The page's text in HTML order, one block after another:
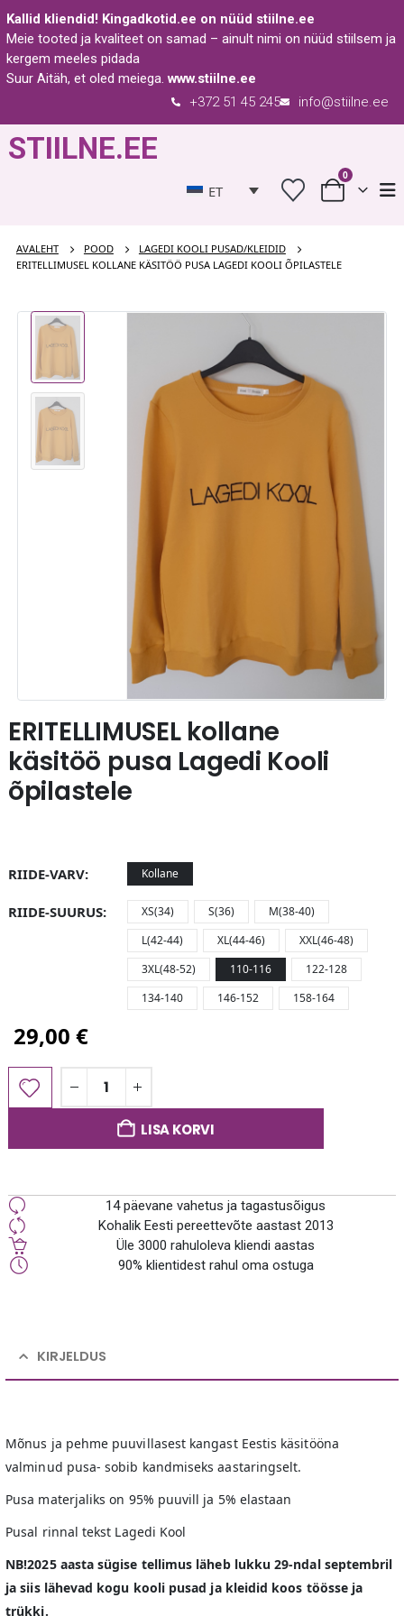
Kallid kliendid! Kingadkotid.ee on nüüd stiilne.ee
Meie tooted ja kvaliteet on samad – ainult nimi on nüüd stiilsem ja
kergem meeles pidada
Suur Aitäh, et oled meiega.www.stiilne.ee
info@stiilne.ee
+372 51 45 245
STIILNE.EE
ET
0
AVALEHT POOD
LAGEDI KOOLI PUSAD/KLEIDID
ERITELLIMUSEL KOLLANE KÄSITÖÖ PUSA LAGEDI KOOLI ÕPILASTELE
ERITELLIMUSEL kollane
käsitöö pusa Lagedi Kooli
õpilastele
RIIDE-VARV Kollane
RIIDE-SUURUS XS(34) S(36)
M(38-40)
L(42-44)
XL(44-46)
XXL(46-48)
3XL(48-52)
110-116
122-128
134-140
146-152 158-164
29,00€
LISA KORVI
14 päevane vahetus ja tagastusõigus
Kohalik Eesti pereettevõte aastast 2013
Üle 3000 rahuloleva kliendi aastas
90% klientidest rahul oma ostuga
KIRJELDUS
Mõnus ja pehme puuvillasest kangast Eestis käsitööna
valminud pusa- sobib kandmiseks aastaringselt.
Pusa materjaliks on 95% puuvill ja 5% elastaan
Pusal rinnal tekst Lagedi Kool
NB!2025 aasta sügise tellimus läheb lukku 29-ndal septembril
ja siis lähevad kogu kooli pusad ja kleidid koos töösse ja
trükki.